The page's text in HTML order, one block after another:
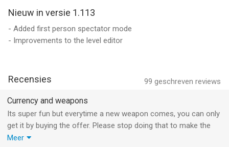
We hope you enjoy this new multiplayer FPS, see you in the
fight.
Bullet Force van Blayze Games, L.L.C. is een app voor iPhone,
iPad en iPod touch met iOS versie 15.0 of hoger, geschikt
bevonden voor gebruikers met leeftijden vanaf
Nieuw in versie 1.113
- Added first person spectator mode
- Improvements to the level editor
99 geschreven reviews
Recensies
Currency and weapons
Its super fun but everytime a new weapon comes, you can only
get it by buying the offer. Please stop doing that to make the
game more fun. Then the currrency comes in, from every
Meer